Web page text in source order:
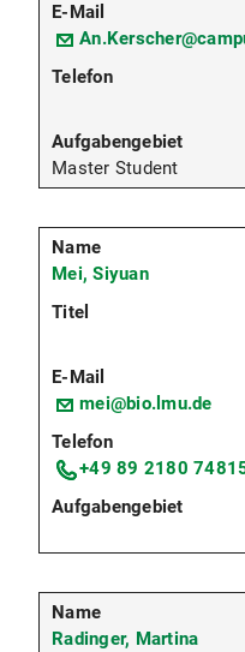
Master Student
Mei, Siyuan
mei@bio.lmu.de
+49 89 2180
Radinger, Martina